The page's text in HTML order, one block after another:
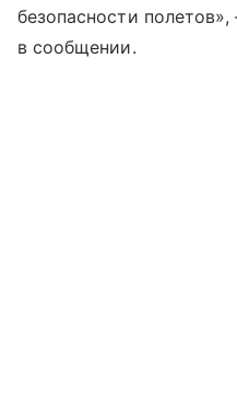
безопасности
в сообщении.